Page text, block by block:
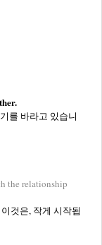
를 바라고 있습니
the relationship
것은, 작게 시작됩